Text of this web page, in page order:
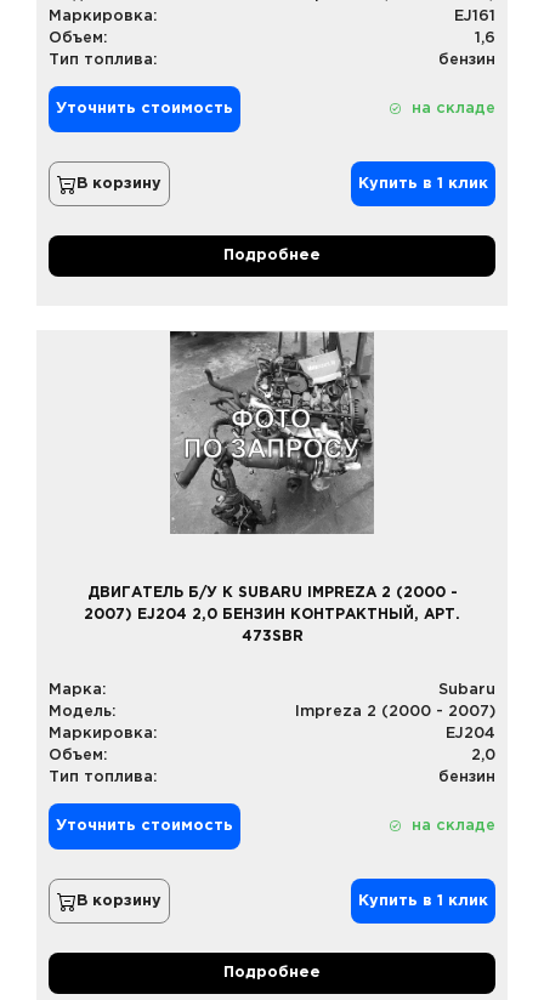
Маркировка:
EJ161
Объем:
1,6
Тип топлива:
бензин
Уточнить стоимость на складе
В корзину Купить в 1 клик
Подробнее
ДВИГАТЕЛЬ Б/У К SUBARU IMPREZA 2 (2000 -
2007) EJ204 2,0 БЕНЗИН КОНТРАКТНЫЙ, АРТ.
473SBR
Марка:
Subaru
Модель:
Impreza 2 (2000 - 2007)
Маркировка:
EJ204
Объем:
2,0
Тип топлива:
бензин
Уточнить стоимость на складе
В корзину Купить в 1 клик
Подробнее